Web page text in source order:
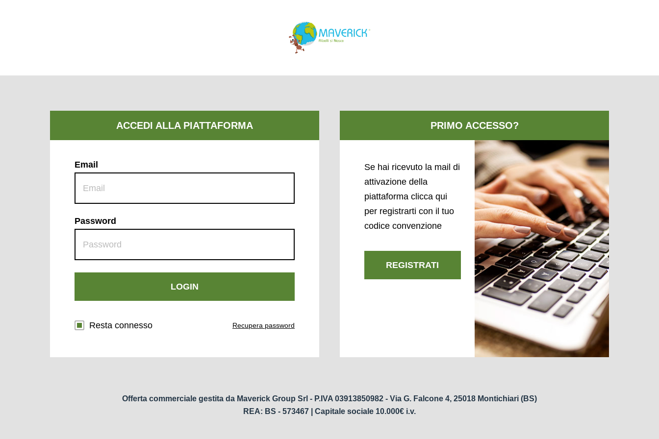
Email
Password
LOGIN
Resta connesso Recupera password
Se hai ricevuto la mail di
attivazione della
piattaforma clicca qui
per registrarti con il tuo
codice convenzione
REGISTRATI
Offerta commerciale gestita da Maverick Group Srl - P.IVA 03913850982 - Via G. Falcone 4, 25018 Montichiari (BS)
REA: BS - 573467 | Capitale sociale 10.000€ i.v.